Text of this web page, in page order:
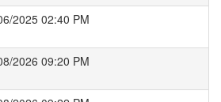
2025 02:40 PM
2026 09:20 PM